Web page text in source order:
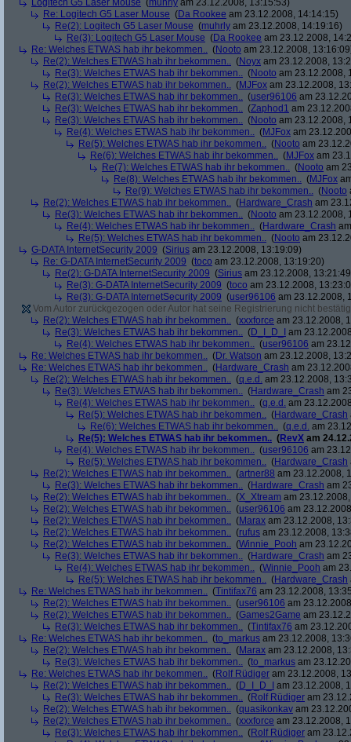
Logitech G5 Laser Mouse ( muhrly am 23.12.2008, 13:15:53)
Re: Logitech G5 Laser Mouse (Da Rookee am 23.12.2008, 14:14:15)
Re(2): Logitech G5 Laser Mouse (muhrly am 23.12.2008, 14:19:16)
Re(3): Logitech G5 Laser Mouse (Da Rookee am 23.12.2008,
Re: Welches ETWAS hab ihr bekommen.. (Nooto am 23.12.2008,
Re(2): Welches ETWAS hab ihr bekommen.. (Noyx am 23.12.2008,
Re(3): Welches ETWAS hab ihr bekommen.. (Nooto am 23.12.2008,
Re(2): Welches ETWAS hab ihr bekommen.. (MJFox am 23.12.2008,
Re(3): Welches ETWAS hab ihr bekommen.. (user96106 am
Re(3): Welches ETWAS hab ihr bekommen.. (Zaphod1 am
Re(3): Welches ETWAS hab ihr bekommen.. (Nooto am 23.12.2008,
Re(4): Welches ETWAS hab ihr bekommen.. (MJFox am
Re(5): Welches ETWAS hab ihr bekommen.. (Nooto am
Re(6): Welches ETWAS hab ihr bekommen.. (MJFox am
Re(7): Welches ETWAS hab ihr bekommen.. (Nooto am
Re(8): Welches ETWAS hab ihr bekommen.. (MJFox
Re(9): Welches ETWAS hab ihr bekommen.. (Nooto
Re(2): Welches ETWAS hab ihr bekommen.. (Hardware_Crash am
Re(3): Welches ETWAS hab ihr bekommen.. (Nooto am 23.12.2008,
Re(4): Welches ETWAS hab ihr bekommen.. (Hardware_Crash
Re(5): Welches ETWAS hab ihr bekommen.. (Nooto am
G-DATA InternetSecurity 2009 (Sirius am 23.12.2008, 13:19:09)
Re: G-DATA InternetSecurity 2009 (toco am 23.12.2008, 13:19:20)
Re(2): G-DATA InternetSecurity 2009 (Sirius am 23.12.2008,
Re(3): G-DATA InternetSecurity 2009 (toco am 23.12.2008,
Re(3): G-DATA InternetSecurity 2009 (user96106 am 23.12.2008,
Vom Autor zurückgezogen oder Autor hat seine Registrierung nicht
Re(2): Welches ETWAS hab ihr bekommen.. (xxxforce am 23.12.2008,
Re(3): Welches ETWAS hab ihr bekommen.. (D_I_D_I
am
Re(4): Welches ETWAS hab ihr bekommen.. (user96106 am
Re: Welches ETWAS hab ihr bekommen.. (Dr. Watson am 23.12.2008,
Re: Welches ETWAS hab ihr bekommen.. (Hardware_Crash am
Re(2): Welches ETWAS hab ihr bekommen.. (q.e.d. am 23.12.2008,
Re(3): Welches ETWAS hab ihr bekommen.. (Hardware_Crash am
Re(4): Welches ETWAS hab ihr bekommen.. (q.e.d. am
Re(5): Welches ETWAS hab ihr bekommen.. (Hardware_Crash
Re(6): Welches ETWAS hab ihr bekommen.. (q.e.d. am
Re(5): Welches ETWAS hab ihr bekommen.. (RevX am
Re(4): Welches ETWAS hab ihr bekommen.. (user96106 am
Re(5): Welches ETWAS hab ihr bekommen.. (Hardware_Crash
Re(2): Welches ETWAS hab ihr bekommen.. (artner88 am 23.12.2008,
Re(3): Welches ETWAS hab ihr bekommen.. (Hardware_Crash am
Re(2): Welches ETWAS hab ihr bekommen.. (X_Xtream am
Re(2): Welches ETWAS hab ihr bekommen.. (user96106 am
Re(2): Welches ETWAS hab ihr bekommen.. (Marax am 23.12.2008,
Re(2): Welches ETWAS hab ihr bekommen.. (rufus am 23.12.2008,
Re(2): Welches ETWAS hab ihr bekommen.. (Winnie_Pooh am
Re(3): Welches ETWAS hab ihr bekommen.. (Hardware_Crash am
Re(4): Welches ETWAS hab ihr bekommen.. (Winnie_Pooh am
Re(5): Welches ETWAS hab ihr bekommen.. (Hardware_Crash
Re: Welches ETWAS hab ihr bekommen.. (Tintifax76 am 23.12.2008,
Re(2): Welches ETWAS hab ihr bekommen.. (user96106 am
Re(2): Welches ETWAS hab ihr bekommen.. (Games2Game am
Re(3): Welches ETWAS hab ihr bekommen.. (Tintifax76 am
Re: Welches ETWAS hab ihr bekommen.. (to_markus am 23.12.2008,
Re(2): Welches ETWAS hab ihr bekommen.. (Marax am 23.12.2008,
Re(3): Welches ETWAS hab ihr bekommen.. (to_markus am
Re: Welches ETWAS hab ihr bekommen.. (Rolf Rüdiger am 23.12.2008,
Re(2): Welches ETWAS hab ihr bekommen.. (D_I_D_I
am 23.12.2008,
Re(3): Welches ETWAS hab ihr bekommen.. (Rolf Rüdiger am
Re(2): Welches ETWAS hab ihr bekommen.. (quasikonkav am
Re(2): Welches ETWAS hab ihr bekommen.. (xxxforce am 23.12.2008,
Re(3): Welches ETWAS hab ihr bekommen.. (Rolf Rüdiger am